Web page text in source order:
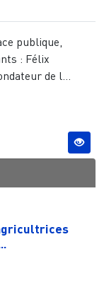
publique,
: Félix
de l...